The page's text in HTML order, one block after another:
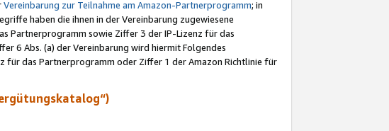
Vereinbarung zur Teilnahme am Amazon-Partnerprogramm; in
haben die ihnen in der Vereinbarung zugewiesene
Partnerprogramm sowie Ziffer 3 der IP-Lizenz für das
6 Abs. (a) der Vereinbarung wird hiermit Folgendes
für das Partnerprogramm oder Ziffer 1 der Amazon Richtlinie für